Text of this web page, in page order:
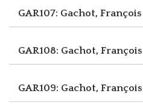
GAR107: Gachot, François
GAR108: Gachot, François
GAR109: Gachot, François